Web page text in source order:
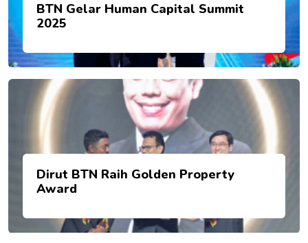
BTN Gelar Human Capital Summit
2025
Dirut BTN Raih Golden Property
Award